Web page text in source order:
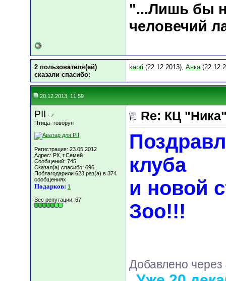
"...Лишь бы
человечий
2 пользователя(ей)
сказали cпасибо:
kapri (22.12.2013), Анка
20.12.2013, 11:59
PII
Птица- говорун
Регистрация: 23.05.2012
Адрес: РК, г.Семей
Сообщений: 745
Сказал(а) спасибо: 696
Поблагодарили 623 раз(а) в 374
сообщениях
Подарков: 1
Вес репутации: 67
Re: КЦ
клуба
и новой
Зоо!!!
Добавлено